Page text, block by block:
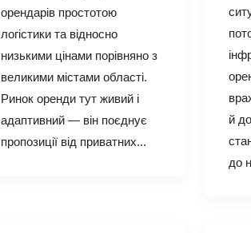
орендарів простотою
логістики та відносно
низькими цінами порівняно з
великими містами області.
Ринок оренди тут живий і
адаптивний — він поєднує
пропозиції від приватних...
й
до